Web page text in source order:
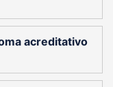
acreditativo